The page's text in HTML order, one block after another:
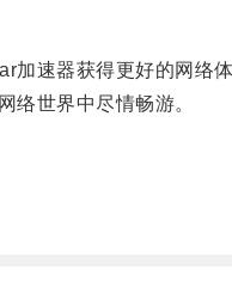
速器获得更好的网络体
世界中尽情畅游。